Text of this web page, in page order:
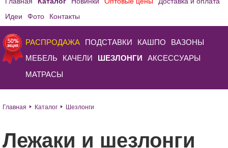
Идеи Фото Контакты
РАСПРОДАЖА ПОДСТАВКИ КАШПО ВАЗОНЫ
МЕБЕЛЬ КАЧЕЛИ ШЕЗЛОНГИ АКСЕССУАРЫ
МАТРАСЫ
Главная Каталог Шезлонги
Лежаки и шезлонги